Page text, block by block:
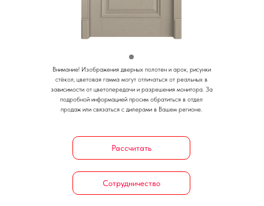
Внимание! Изображения дверных полотен и арок, рисунки
стёкол, цветовая гамма могут отличаться от реальных в
зависимости от цветопередачи и разрешения монитора. За
подробной информацией просим обратиться в отдел
продаж или связаться с дилерами в Вашем регионе.
Рассчитать
Сотрудничество